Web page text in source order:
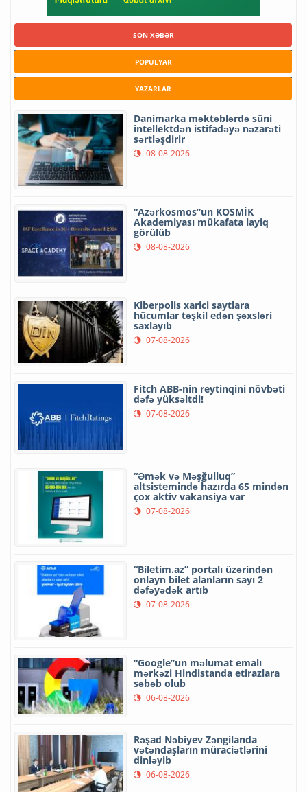
SON XƏBƏR
POPULYAR
YAZARLAR
Danimarka məktəblərdə süni
intellektdən istifadəyə nəzarəti
sərtləşdirir
08-08-2026
“Azərkosmos”un KOSMİK
Akademiyası mükafata layiq
görülüb
08-08-2026
Kiberpolis xarici saytlara
hücumlar təşkil edən şəxsləri
saxlayıb
07-08-2026
Fitch ABB-nin reytinqini növbəti
dəfə yüksəltdi!
07-08-2026
“Əmək və Məşğulluq”
altsistemində hazırda 65 mindən
çox aktiv vakansiya var
07-08-2026
“Biletim.az” portalı üzərindən
onlayn bilet alanların sayı 2
dəfəyədək artıb
07-08-2026
“Google”un məlumat emalı
mərkəzi Hindistanda etirazlara
səbəb olub
06-08-2026
Rəşad Nəbiyev Zəngilanda
vətəndaşların müraciətlərini
dinləyib
06-08-2026